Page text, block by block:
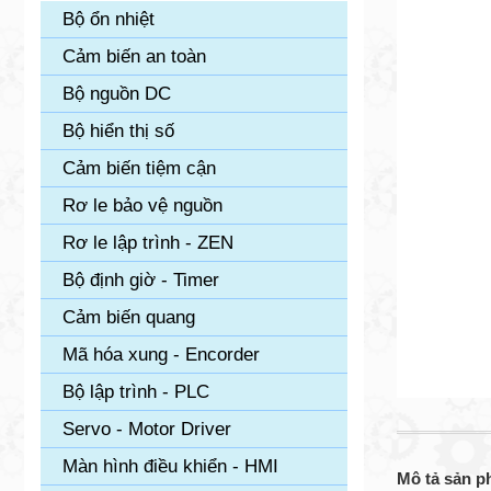
Mô tả sản
Bộ ổn nhiệt
Cảm biến an toàn
Bộ nguồn DC
Bộ hiển thị số
Cảm biến tiệm cận
Rơ le bảo vệ nguồn
Rơ le lập trình - ZEN
Bộ định giờ - Timer
Cảm biến quang
Mã hóa xung - Encorder
Bộ lập trình - PLC
Servo - Motor Driver
Màn hình điều khiển - HMI